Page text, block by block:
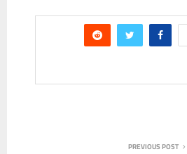
PREVIOUS POST